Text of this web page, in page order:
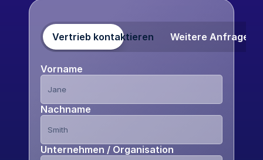
Vertrieb kontaktieren Weitere Anfragen
Vorname
Nachname
Unternehmen / Organisation